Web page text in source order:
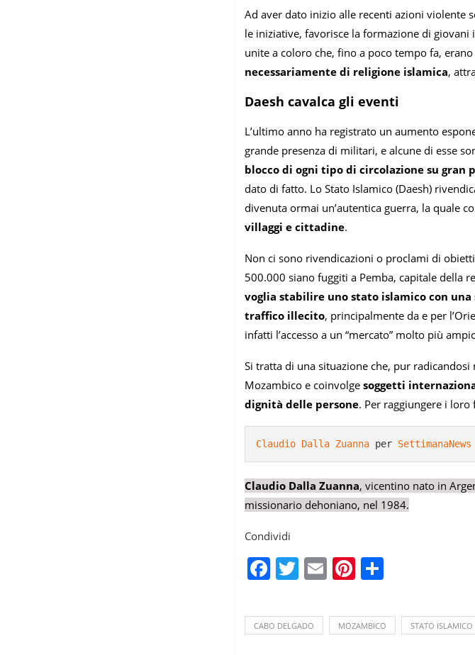
Ad aver dato inizio alle recenti azioni violente
le iniziative, favorisce la formazione di
unite a coloro che, fino a poco tempo fa,
necessariamente di religione islamica,
Daesh cavalca gli eventi
L’ultimo anno ha registrato un aumento
grande presenza di militari, e alcune di esse
blocco di ogni tipo di circolazione su
dato di fatto. Lo Stato Islamico (Daesh)
divenuta ormai un’autentica guerra, la quale
villaggi e cittadine.
Non ci sono rivendicazioni o proclami di
500.000 siano fuggiti a Pemba, capitale della
voglia stabilire uno stato islamico con
traffico illecito, principalmente da e per
infatti l’accesso a un “mercato” molto più
Si tratta di una situazione che, pur
Mozambico e coinvolge soggetti
dignità delle persone. Per raggiungere i loro
Claudio Dalla Zuanna per SettimanaNews
Claudio Dalla Zuanna, vicentino nato in
missionario dehoniano, nel 1984.
Condividi
Facebook
Twitter
EmailPinterest
CABO DELGADO MOZAMBICO STATO ISLAMICO